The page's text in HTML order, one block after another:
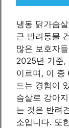
냉동 닭가슴
근 반려동물
많은 보호자
2025년 기준,
이르며, 이 중
드는 경험이
슴살로 강아
는 것은 반려
소입니다. 또